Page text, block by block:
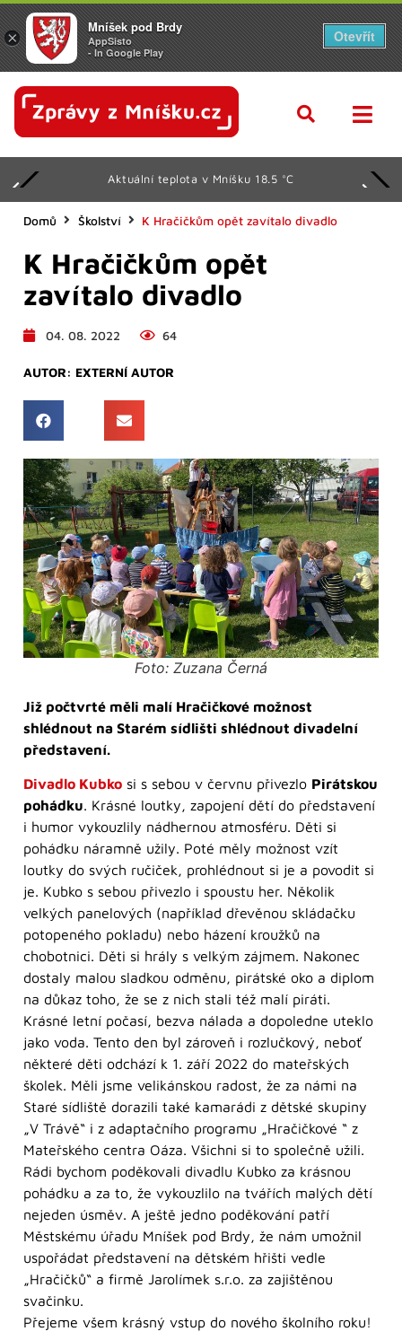
Aktuální teplota v Mníšku 18.5 °C
Domů Školství K Hračičkům opět zavítalo divadlo
K Hračičkům opět
zavítalo divadlo
04. 08. 2022 64
AUTOR: EXTERNÍ AUTOR
Foto: Zuzana Černá
Již počtvrté měli malí Hračičkové možnost
shlédnout na Starém sídlišti shlédnout divadelní
představení.
Divadlo Kubko si s sebou v červnu přivezlo Pirátskou
pohádku. Krásné loutky, zapojení dětí do představení
i humor vykouzlily nádhernou atmosféru. Děti si
pohádku náramně užily. Poté měly možnost vzít
loutky do svých ručiček, prohlédnout si je a povodit si
je. Kubko s sebou přivezlo i spoustu her. Několik
velkých panelových (například dřevěnou skládačku
potopeného pokladu) nebo házení kroužků na
chobotnici. Děti si hrály s velkým zájmem. Nakonec
dostaly malou sladkou odměnu, pirátské oko a diplom
na důkaz toho, že se z nich stali též malí piráti.
Krásné letní počasí, bezva nálada a dopoledne uteklo
jako voda. Tento den byl zároveň i rozlučkový, neboť
některé děti odchází k 1. září 2022 do mateřských
školek. Měli jsme velikánskou radost, že za námi na
Staré sídliště dorazili také kamarádi z dětské skupiny
„V Trávě“ i z adaptačního programu „Hračičkové “ z
Mateřského centra Oáza. Všichni si to společně užili.
Rádi bychom poděkovali divadlu Kubko za krásnou
pohádku a za to, že vykouzlilo na tvářích malých dětí
nejeden úsměv. A ještě jedno poděkování patří
Městskému úřadu Mníšek pod Brdy, že nám umožnil
uspořádat představení na dětském hřišti vedle
„Hračičků“ a firmě Jarolímek s.r.o. za zajištěnou
svačinku.
Přejeme všem krásný vstup do nového školního roku!
×
Mníšek pod Brdy
AppSisto
- In Google Play
Otevřít